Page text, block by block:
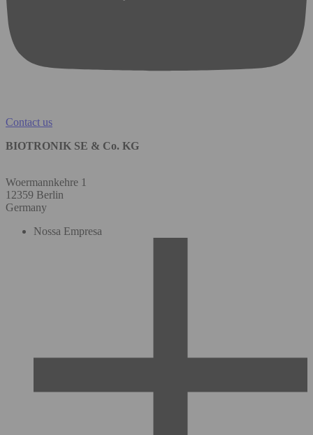
Contact us
BIOTRONIK SE & Co. KG
Woermannkehre 1
12359 Berlin
Germany
Nossa Empresa